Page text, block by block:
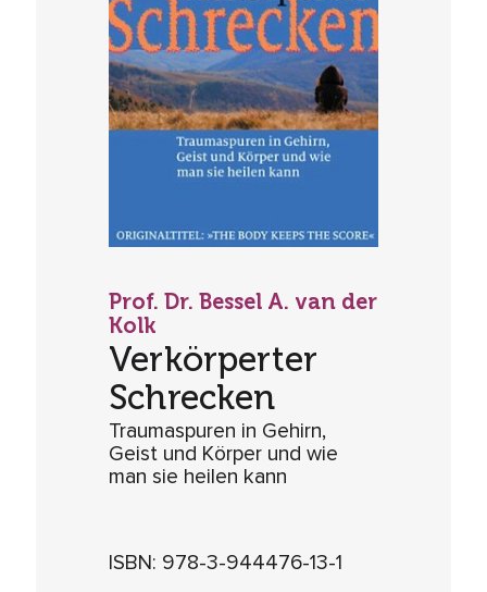
Prof. Dr. Bessel A. van der
Kolk
Verkörperter
Schrecken
Traumaspuren in Gehirn,
Geist und Körper und wie
man sie heilen kann
ISBN: 978-3-944476-13-1